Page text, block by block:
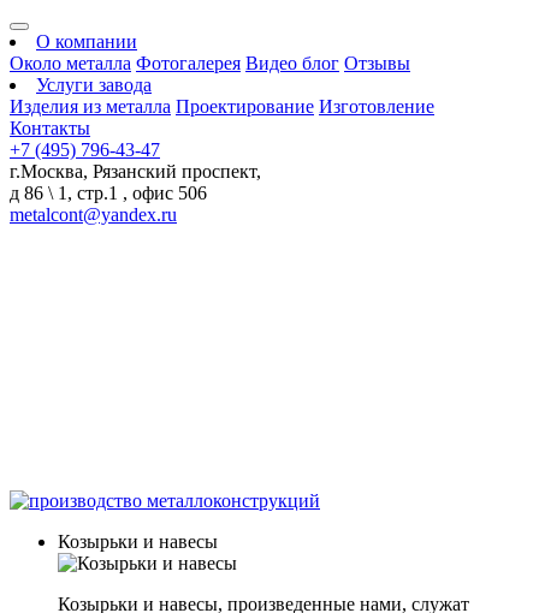
О компании
Около металла Фотогалерея Видео блог Отзывы
Услуги завода
Изделия из металла Проектирование Изготовление
Контакты
+7 (495) 796-43-47
г.Москва, Рязанский проспект,
д 86 \ 1, стр.1 , офис 506
metalcont@yandex.ru
Козырьки и навесы
Козырьки и навесы, произведенные нами, служат